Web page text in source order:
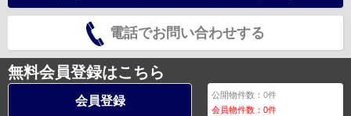
電話でお問い合わせする
無料会員登録はこちら
会員登録 公開物件数：0件
会員物件数：0件